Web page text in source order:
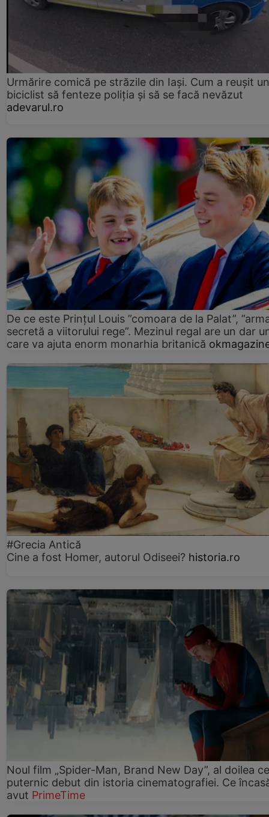
Urmărire comică pe străzile din Iași. Cum a reușit un
biciclist să fenteze poliția și să se facă nevăzut
adevarul.ro
De ce este Prințul Louis ”comoara de la Palat”,
secretă a viitorului rege”. Mezinul regal are un dar
care va ajuta enorm monarhia britanică
#Grecia Antică
Cine a fost Homer, autorul Odiseei? historia.ro
Noul film „Spider-Man, Brand New Day”, al doilea
puternic debut din istoria cinematografiei. Ce
avut PrimeTime